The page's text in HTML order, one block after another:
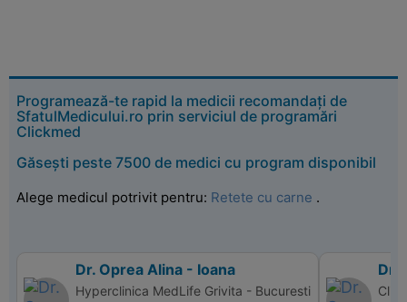
Programează-te rapid la medicii recomandați de
SfatulMedicului.ro prin serviciul de programări
Clickmed
Găsești peste 7500 de medici cu program disponibil
Alege medicul potrivit pentru: Retete cu carne .
Dr. Oprea Alina - Ioana
Hyperclinica MedLife Grivita - Bucuresti
Dr.